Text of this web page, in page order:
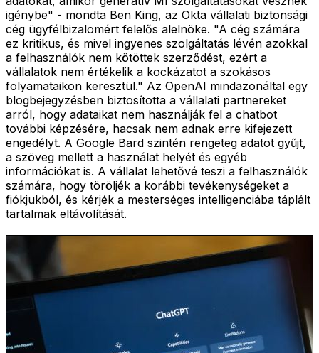
igénybe" - mondta Ben King, az Okta vállalati biztonsági
cég ügyfélbizalomért felelős alelnöke. "A cég számára
ez kritikus, és mivel ingyenes szolgáltatás lévén azokkal
a felhasználók nem kötöttek szerződést, ezért a
vállalatok nem értékelik a kockázatot a szokásos
folyamataikon keresztül." Az OpenAI mindazonáltal egy
blogbejegyzésben biztosította a vállalati partnereket
arról, hogy adataikat nem használják fel a chatbot
további képzésére, hacsak nem adnak erre kifejezett
engedélyt. A Google Bard szintén rengeteg adatot gyűjt,
a szöveg mellett a használat helyét és egyéb
információkat is. A vállalat lehetővé teszi a felhasználók
számára, hogy töröljék a korábbi tevékenységeket a
fiókjukból, és kérjék a mesterséges intelligenciába táplált
tartalmak eltávolítását.